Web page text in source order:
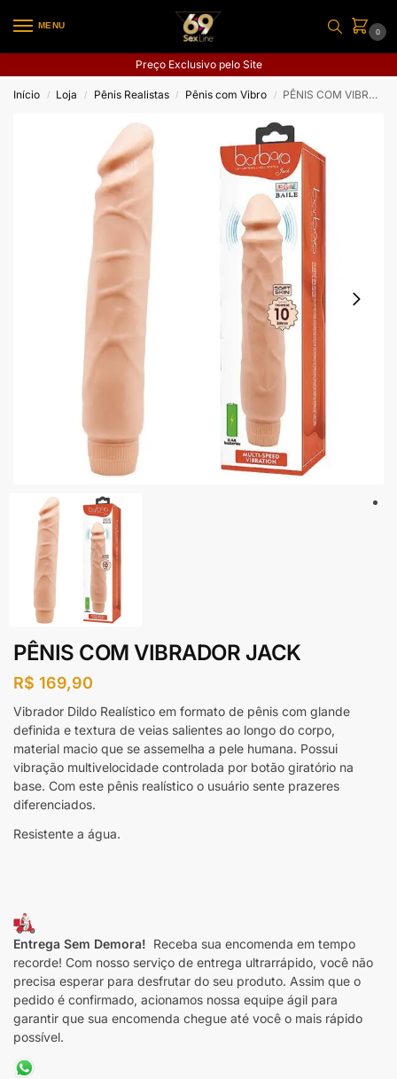
MENU
0
Preço Exclusivo pelo Site
Início / Loja / Pênis Realistas / Pênis com Vibro / PÊNIS COM VIBRADOR JACK
PÊNIS COM VIBRADOR JACK
R$ 169,90
Vibrador Dildo Realístico em formato de pênis com glande
definida e textura de veias salientes ao longo do corpo,
material macio que se assemelha a pele humana. Possui
vibração multivelocidade controlada por botão giratório na
base. Com este pênis realístico o usuário sente prazeres
diferenciados.
Resistente a água.
Entrega Sem Demora! Receba sua encomenda em tempo
recorde! Com nosso serviço de entrega ultrarrápido, você não
precisa esperar para desfrutar do seu produto. Assim que o
pedido é confirmado, acionamos nossa equipe ágil para
garantir que sua encomenda chegue até você o mais rápido
possível.